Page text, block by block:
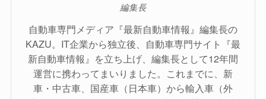
編集長
自動車専門メディア『最新自動車情報』編集長の
KAZU。IT企業から独立後、自動車専門サイト『最
新自動車情報』を立ち上げ、編集長として12年間
運営に携わってまいりました。これまでに、新
車・中古車、国産車（日本車）から輸入車（外